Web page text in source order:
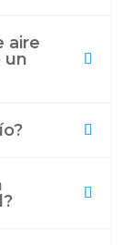
aire
un